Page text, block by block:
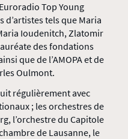
Top Young
d’artistes tels que Maria
Ioudenitch, Zlatomir
des fondations
que de l’AMOPA et de
Oulmont.
régulièrement avec
; les orchestres de
l’orchestre du Capitole
de Lausanne, le